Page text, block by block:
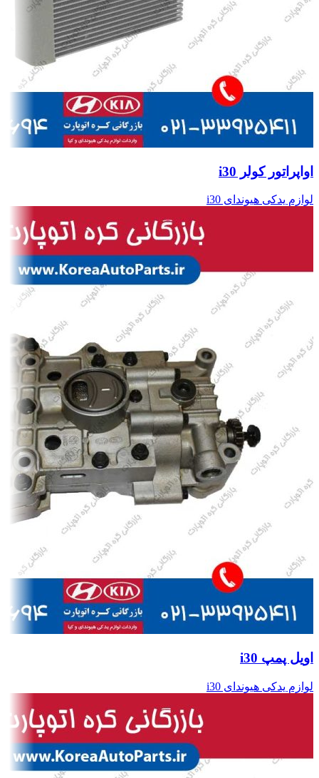
اواپراتور کولر i30
لوازم یدکی هیوندای i30
اویل پمپ i30
لوازم یدکی هیوندای i30